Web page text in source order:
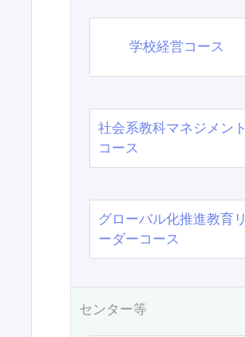
学校経営コース
社会系教科マネジメント
コース
グローバル化推進教育リ
ーダーコース
センター等